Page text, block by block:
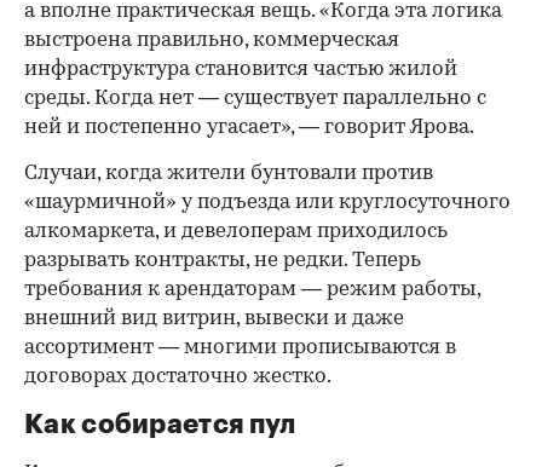
а вполне практическая вещь. «Когда эта логика
выстроена правильно, коммерческая
инфраструктура становится частью жилой
среды. Когда нет — существует параллельно с
ней и постепенно угасает», — говорит Ярова.
Случаи, когда жители бунтовали против
«шаурмичной» у подъезда или круглосуточного
алкомаркета, и девелоперам приходилось
разрывать контракты, не редки. Теперь
требования к арендаторам — режим работы,
внешний вид витрин, вывески и даже
ассортимент — многими прописываются в
договорах достаточно жестко.
Как собирается пул